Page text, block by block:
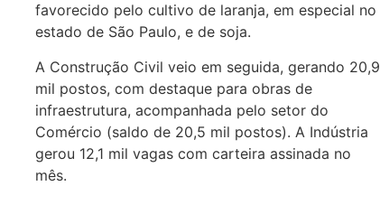
favorecido pelo cultivo de laranja, em especial no
estado de São Paulo, e de soja.
A Construção Civil veio em seguida, gerando 20,9
mil postos, com destaque para obras de
infraestrutura, acompanhada pelo setor do
Comércio (saldo de 20,5 mil postos). A Indústria
gerou 12,1 mil vagas com carteira assinada no
mês.